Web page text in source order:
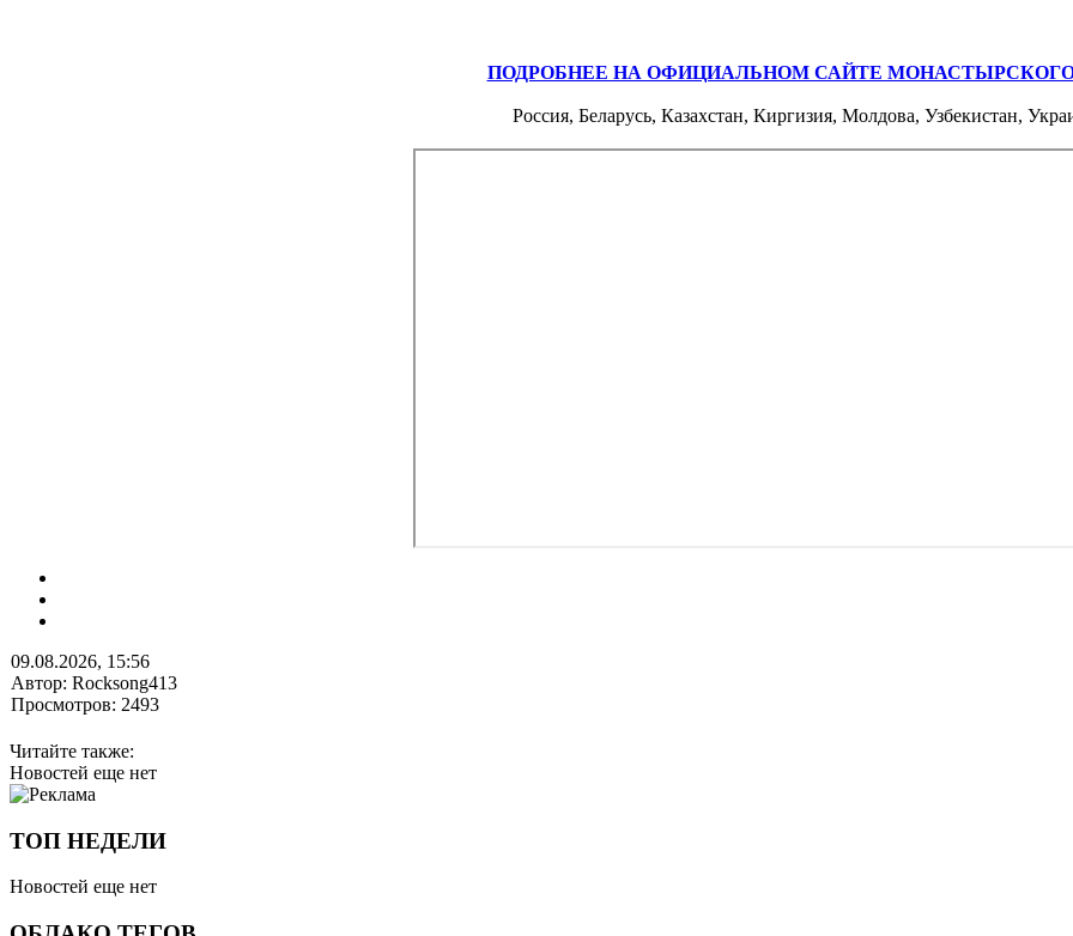
ПОДРОБНЕЕ НА ОФИЦИАЛЬНОМ САЙТЕ
Россия, Беларусь, Казахстан, Киргизия, Молдова, Узбекистан,
09.08.2026, 15:56
Автор: Rocksong413
Просмотров: 2493
Читайте также:
Новостей еще нет
ТОП НЕДЕЛИ
Новостей еще нет